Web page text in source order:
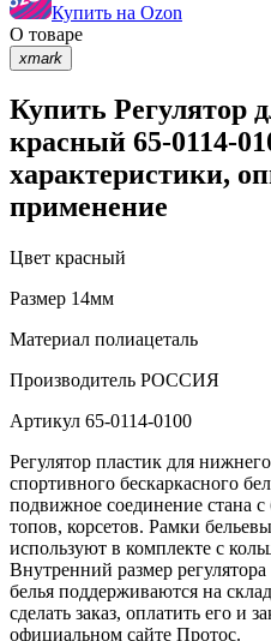
Купить на Ozon
О товаре
xmark
Купить Регулятор
красный 65-0114-
характеристики,
применение
Цвет красный
Размер 14мм
Материал полиацеталь
Производитель РОССИЯ
Артикул 65-0114-0100
Регулятор пластик для
спортивного бескаркасного
подвижное соединение стана с
топов, корсетов. Рамки
используют в комплекте с
Внутренний размер
белья поддерживаются на
сделать заказ, оплатить его и
официальном сайте Протос.